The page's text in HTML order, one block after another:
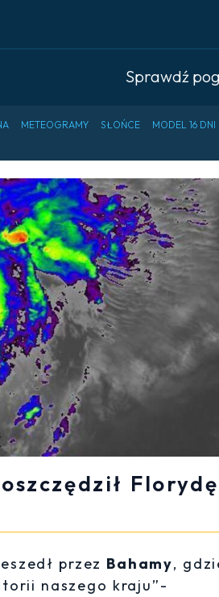
Sprawdź
METEOGRAMY SŁOŃCE MODEL 16 DNI
Florydę
przez Bahamy,
naszego kraju”-